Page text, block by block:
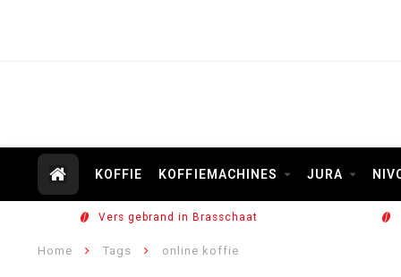
KOFFIE KOFFIEMACHINES JURA
Vers gebrand in Brasschaat
Home Tags online koffie